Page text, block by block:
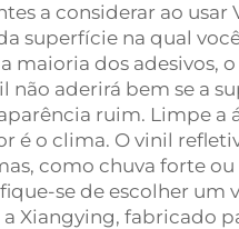
a considerar ao usar
superfície na qual
maioria dos adesivos,
aderirá bem se a
ruim. Limpe a
é o clima. O vinil
como chuva forte ou
se de escolher um
Xiangying, fabricado